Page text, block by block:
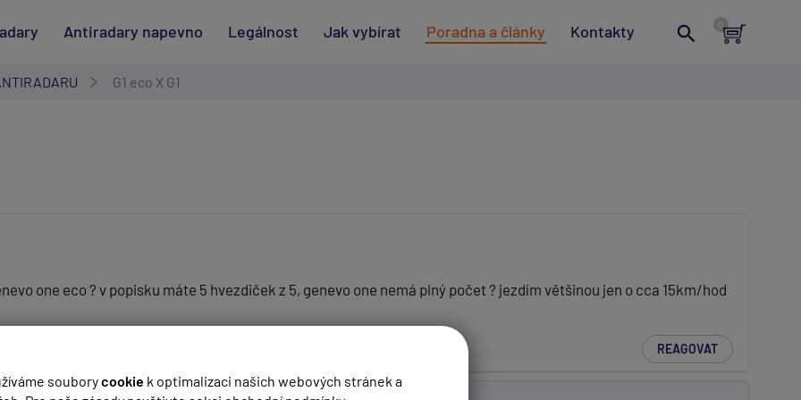
souborycookie k optimalizaci našich webových stránek a
Antiradary napevno Legálnost Jak vybírat Poradna a články Kontakty
G1 eco X G1
one eco ? v popisku máte 5 hvezdiček z 5, genevo one nemá plný počet ? jezdím většinou jen o cca 15km/hod
REAGOVAT